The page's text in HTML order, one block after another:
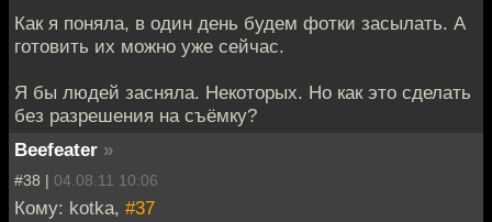
Как я поняла, в один день будем фотки засылать. А
готовить их можно уже сейчас.
Я бы людей засняла. Некоторых. Но как это сделать
без разрешения на съёмку?
Beefeater »
#38 | 04.08.11 10:06
Кому: kotka, #37